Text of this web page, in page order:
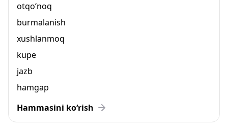
otqo‘noq
burmalanish
xushlanmoq
kupe
jazb
hamgap
Hammasini ko‘rish